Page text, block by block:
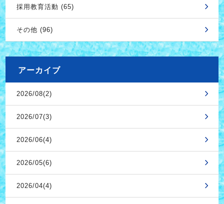
採用教育活動 (65)
その他 (96)
アーカイブ
2026/08(2)
2026/07(3)
2026/06(4)
2026/05(6)
2026/04(4)